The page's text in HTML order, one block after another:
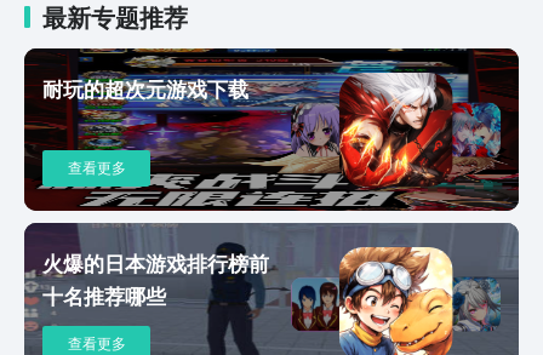
以展开实时对战，争夺资源和领土，还设置有完善的社交
功能，比如好友系统，聊天系统等，方便玩家之间展开互
动和交流。可以加入军团或者联盟当中，与其他玩家一共
展开国战，跨服战等大规模的战役。且这里设置了排行榜
和竞技活动，参与这些活动，不仅展示实力，同时也能获
得丰厚奖励。整体画面很是精美，使用顶级3D技术，将
三国时期战争场景完美展现出来。剧情也是带给大家沉浸
式的感受。玩法非常多样，后续还能组建军队，体验外交
战争，整体策略性是拉满的。三国乱世霸王预约链接已经
分享给朋友们了，相信很多朋友都是三国迷，而该作品不
论是画面，剧情，还是玩法，相信都是符合大家心中的想
法的，总之该作品值得体验，虽然还未上线，也是值得预
约等待的。
最新专题推荐
耐玩的超次元游戏下载
查看更多
火爆的日本游戏排行榜前
十名推荐哪些
查看更多